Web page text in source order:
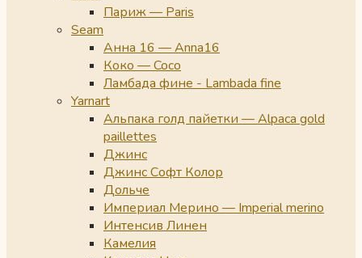
Париж — Paris
Seam
Анна 16 — Anna16
Коко — Coco
Ламбада фине - Lambada fine
Yarnart
Альпака голд пайетки — Alpaca gold
paillettes
Джинс
Джинс Софт Колор
Дольче
Империал Мерино — Imperial merino
Интенсив Линен
Камелия